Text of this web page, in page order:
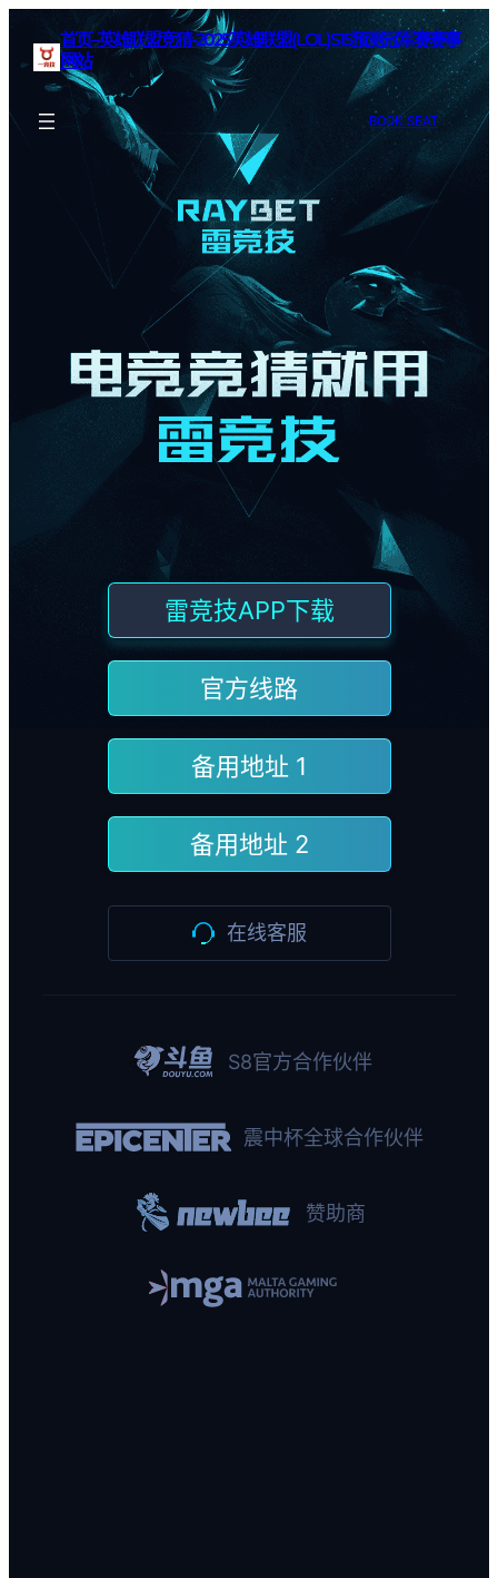
首页–英雄联盟竞猜-2025英雄联盟(LOL)S15预测冠军赛赛事
网站
BOOK SEAT